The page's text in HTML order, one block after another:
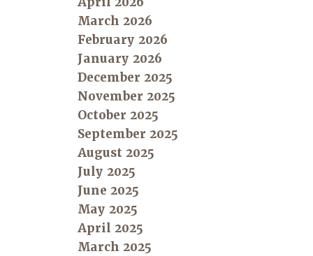
March 2026
February 2026
January 2026
December 2025
November 2025
October 2025
September 2025
August 2025
July 2025
June 2025
May 2025
April 2025
March 2025